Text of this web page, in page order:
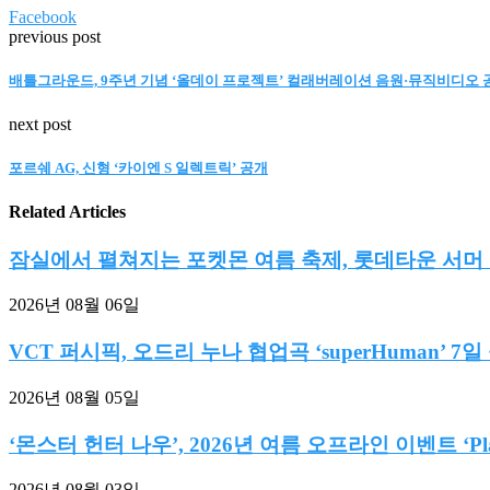
Facebook
previous post
배틀그라운드, 9주년 기념 ‘올데이 프로젝트’ 컬래버레이션 음원·뮤직비디오
next post
포르쉐 AG, 신형 ‘카이엔 S 일렉트릭’ 공개
Related Articles
잠실에서 펼쳐지는 포켓몬 여름 축제, 롯데타운 서머
2026년 08월 06일
VCT 퍼시픽, 오드리 누나 협업곡 ‘superHuman’ 7일
2026년 08월 05일
‘몬스터 헌터 나우’, 2026년 여름 오프라인 이벤트